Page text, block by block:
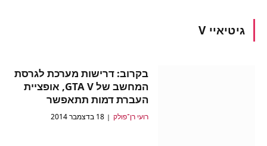
גיטיאיי V
בקרוב: דרישות מערכת לגרסת
המחשב של GTA V, אופציית
העברת דמות תתאפשר
רועי רן־פולק 18 בדצמבר 2014